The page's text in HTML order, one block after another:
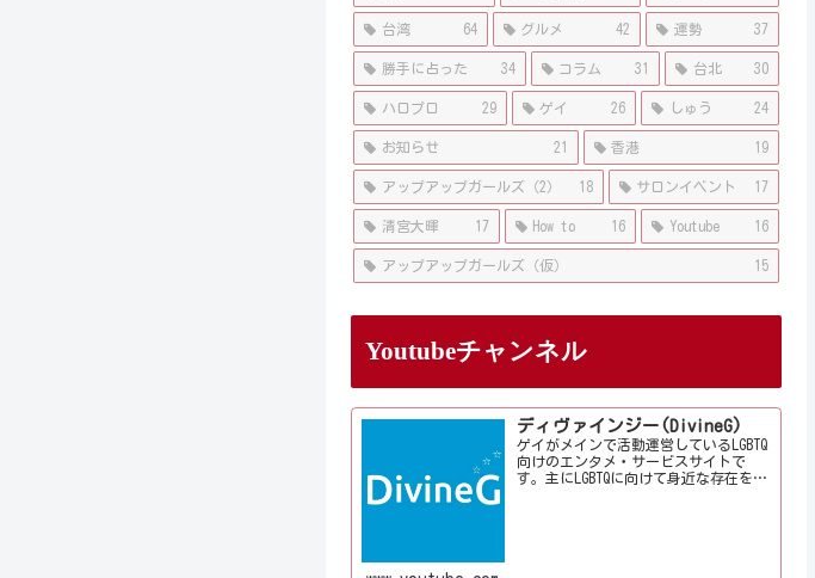
台湾 64 グルメ 42 運勢 37
勝手に占った 34 コラム 31 台北 30
ハロプロ 29 ゲイ 26 しゅう 24
お知らせ 21 香港 19
アップアップガールズ（2） 18 サロンイベント 17
清宮大暉 17 How to 16 Youtube 16
アップアップガールズ（仮） 15
Youtubeチャンネル
ディヴァインジー(DivineG)
ゲイがメインで活動運営しているLGBTQ
向けのエンタメ・サービスサイトで
す。主にLGBTQに向けて身近な存在を意